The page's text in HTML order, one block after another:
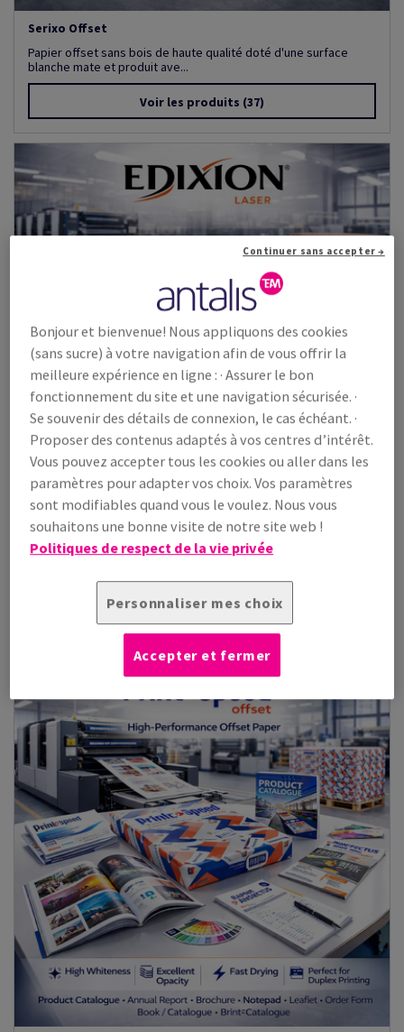
Serixo Offset
Papier offset sans bois de haute qualité doté d'une surface
blanche mate et produit ave...
Voir les produits (37)
Edixion Offset
Papier et carton offset sans bois, idéal pour les grands tirages
Voir les produits(149)
Bonjour et bienvenue! Nous appliquons des cookies
(sans sucre) à votre navigation afin de vous offrir la
meilleure expérience en ligne : · Assurer le bon
fonctionnement du site et une navigation sécurisée. ·
Se souvenir des détails de connexion, le cas échéant. ·
Proposer des contenus adaptés à vos centres d’intérêt.
Vous pouvez accepter tous les cookies ou aller dans les
paramètres pour adapter vos choix. Vos paramètres
sont modifiables quand vous le voulez. Nous vous
souhaitons une bonne visite de notre site web !
Politiques de respect de la vie privée
Personnaliser mes choix
Continuer sans accepter →
Accepter et fermer